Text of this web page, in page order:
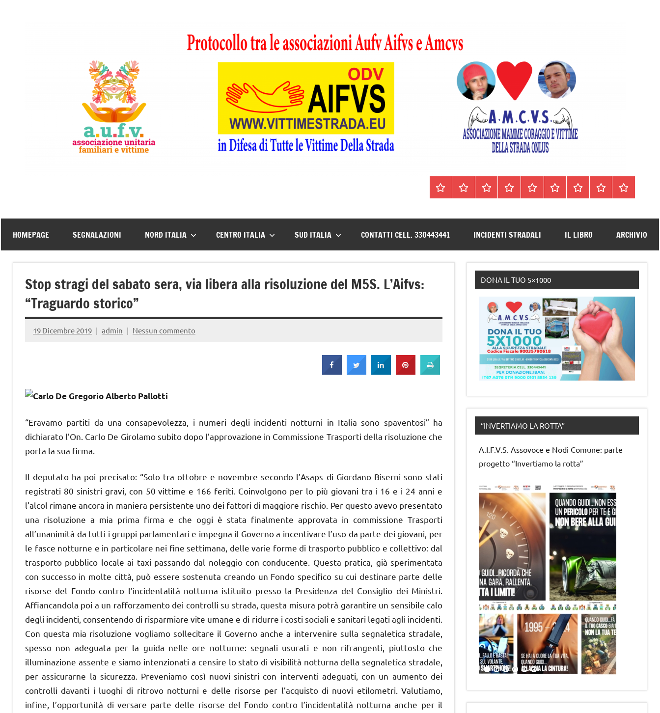
–
Associazione
Italiana
Familiari
e
della
Strada
di
tutte
strada
HomepageSegnalazioni
Nord
Centro
Sud
Contatti
330443441
Incidenti
Il
Archivio
HOMEPAGE SEGNALAZIONI NORD ITALIA CENTRO ITALIA SUD ITALIA CONTATTI CELL. 330443441 INCIDENTI STRADALI IL LIBRO ARCHIVIO
Stop stragi del sabato sera, via libera alla risoluzione del M5S. L’Aifvs:
“Traguardo storico”
19 Dicembre 2019 admin Nessun commento
“Eravamo partiti da una consapevolezza, i numeri degli incidenti notturni in Italia sono spaventosi” ha
dichiarato l’On. Carlo De Girolamo subito dopo l’approvazione in Commissione Trasporti della risoluzione che
porta la sua firma.
Il deputato ha poi precisato: “Solo tra ottobre e novembre secondo l’Asaps di Giordano Biserni sono stati
registrati 80 sinistri gravi, con 50 vittime e 166 feriti. Coinvolgono per lo più giovani tra i 16 e i 24 anni e
l’alcol rimane ancora in maniera persistente uno dei fattori di maggiore rischio. Per questo avevo presentato
una risoluzione a mia prima firma e che oggi è stata finalmente approvata in commissione Trasporti
all’unanimità da tutti i gruppi parlamentari e impegna il Governo a incentivare l’uso da parte dei giovani, per
le fasce notturne e in particolare nei fine settimana, delle varie forme di trasporto pubblico e collettivo: dal
trasporto pubblico locale ai taxi passando dal noleggio con conducente. Questa pratica, già sperimentata
con successo in molte città, può essere sostenuta creando un Fondo specifico su cui destinare parte delle
risorse del Fondo contro l’incidentalità notturna istituito presso la Presidenza del Consiglio dei Ministri.
Affiancandola poi a un rafforzamento dei controlli su strada, questa misura potrà garantire un sensibile calo
degli incidenti, consentendo di risparmiare vite umane e di ridurre i costi sociali e sanitari legati agli incidenti.
Con questa mia risoluzione vogliamo sollecitare il Governo anche a intervenire sulla segnaletica stradale,
spesso non adeguata per la guida nelle ore notturne: segnali usurati e non rifrangenti, piuttosto che
illuminazione assente e siamo intenzionati a censire lo stato di visibilità notturna della segnaletica stradale,
per assicurarne la sicurezza. Preveniamo così nuovi sinistri con interventi adeguati, con un aumento dei
controlli davanti i luoghi di ritrovo notturni e delle risorse per l’acquisto di nuovi etilometri. Valutiamo,
infine, l’opportunità di versare parte delle risorse del Fondo contro l’incidentalità notturna anche per il
DONA IL TUO 5×1000
“INVERTIAMO LA ROTTA”
A.I.F.V.S. Assovoce e Nodi Comune: parte
progetto “Invertiamo la rotta”